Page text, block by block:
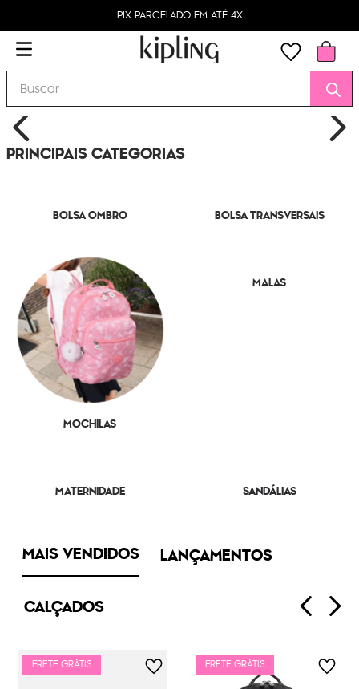
PIX PARCELADO EM ATÉ 4X
Buscar
PRINCIPAIS CATEGORIAS
BOLSA OMBRO BOLSA TRANSVERSAIS
MOCHILAS
MALAS
MATERNIDADE SANDÁLIAS
MAIS VENDIDOS LANÇAMENTOS
CALÇADOS
FRETE GRÁTIS FRETE GRÁTIS